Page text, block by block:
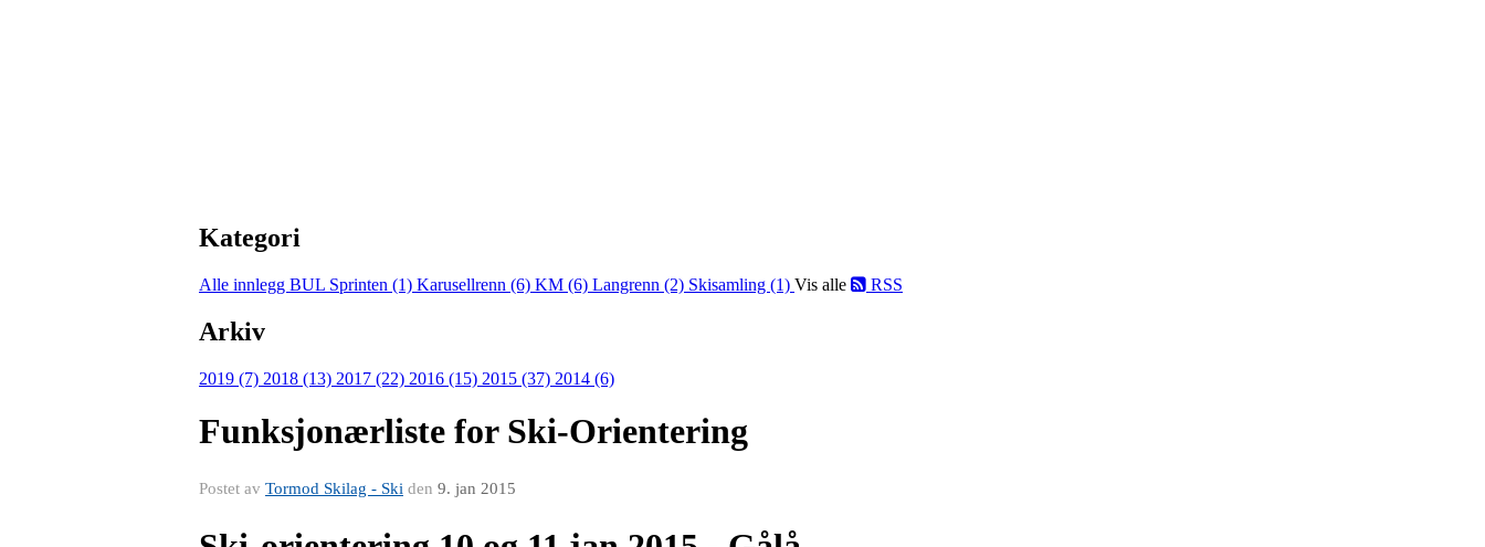
Kategori
Alle innlegg BUL Sprinten (1) Karusellrenn (6) KM (6) Langrenn (2) Skisamling (1) Vis alle RSS
Arkiv
2019 (7) 2018 (13) 2017 (22) 2016 (15) 2015 (37) 2014 (6)
Funksjonærliste for Ski-Orientering
Postet av Tormod Skilag - Ski den 9. jan 2015